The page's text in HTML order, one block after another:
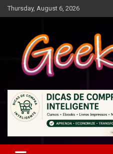
Skip
to
Thursday, August 6, 2026
Geek Chic